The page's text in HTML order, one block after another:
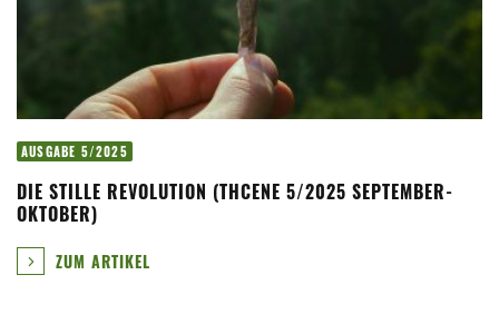
AUSGABE 5/2025
DIE STILLE REVOLUTION (THCENE 5/2025 SEPTEMBER-
OKTOBER)
ZUM ARTIKEL